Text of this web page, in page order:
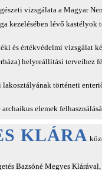
vizsgálata a Magyar
kezelésében lévő
és értékvédelmi vizsgálat
helyreállítási terveihez
történeti
elemek
KLÁRA
Bazsóné Megyes